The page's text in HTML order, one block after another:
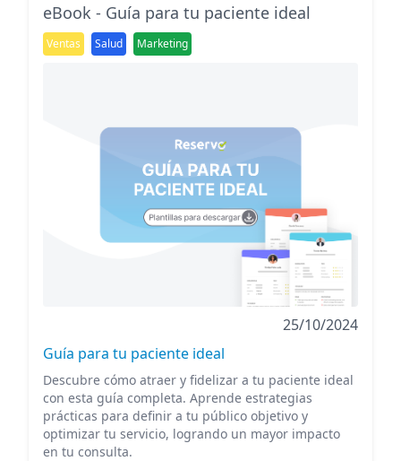
eBook - Guía para tu paciente ideal
Ventas Salud Marketing
25/10/2024
Guía para tu paciente ideal
Descubre cómo atraer y fidelizar a tu paciente ideal
con esta guía completa. Aprende estrategias
prácticas para definir a tu público objetivo y
optimizar tu servicio, logrando un mayor impacto
en tu consulta.